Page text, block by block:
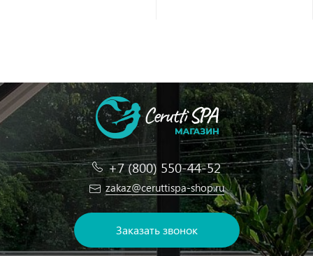
+7 (800) 550-44-52
zakaz@ceruttispa-shop.ru
Заказать звонок